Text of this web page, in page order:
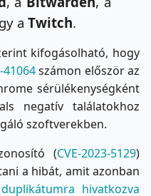
a Twitch.
kifogásolható, hogy
41064számon először az
sérülékenységként
negatív találatokhoz
szoftverekben.
(CVE-2023-5129)
a hibát, amit azonban
duplikátumra hivatkozva